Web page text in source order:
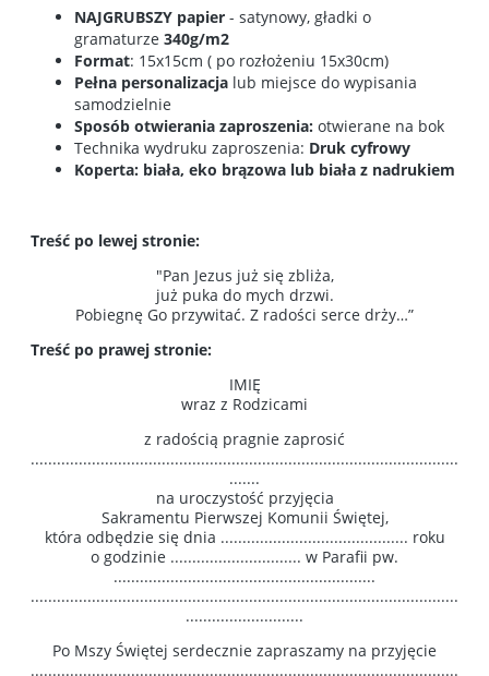
NAJGRUBSZY papier - satynowy, gładki o
gramaturze 340g/m2
Format: 15x15cm ( po rozłożeniu 15x30cm)
Pełna personalizacja lub miejsce do wypisania
samodzielnie
Sposób otwierania zaproszenia: otwierane na bok
Technika wydruku zaproszenia: Druk cyfrowy
Koperta: biała, eko brązowa lub biała z nadrukiem
Treść po lewej stronie:
"Pan Jezus już się zbliża,
już puka do mych drzwi.
Pobiegnę Go przywitać. Z radości serce drży…”
Treść po prawej stronie:
IMIĘ
wraz z Rodzicami
z radością pragnie zaprosić
..................................................................................................
.......
na uroczystość przyjęcia
Sakramentu Pierwszej Komunii Świętej,
która odbędzie się dnia ........................................... roku
o godzinie .............................. w Parafii pw.
............................................................
..................................................................................................
...........................
Po Mszy Świętej serdecznie zapraszamy na przyjęcie
..................................................................................................